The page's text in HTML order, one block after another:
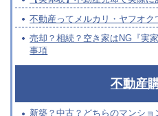
不動産ってメルカリ・ヤフオク
売却？相続？空き家はNG『実
事項
不動産
新築？中古？どちらのマンシ